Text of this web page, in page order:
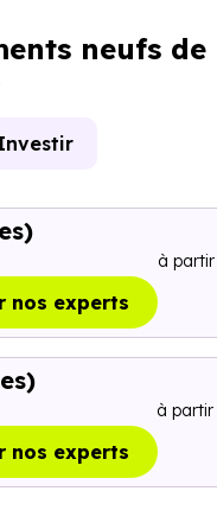
neufs de
à
nos experts
à
nos experts